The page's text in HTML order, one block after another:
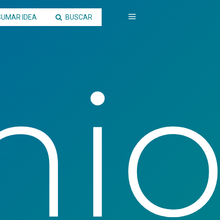
IDEA BUSCAR